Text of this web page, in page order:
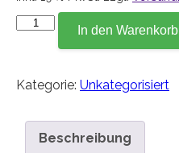
Koordinate
In den Warenkorb
Kategorie: Unkategorisiert
Beschreibung